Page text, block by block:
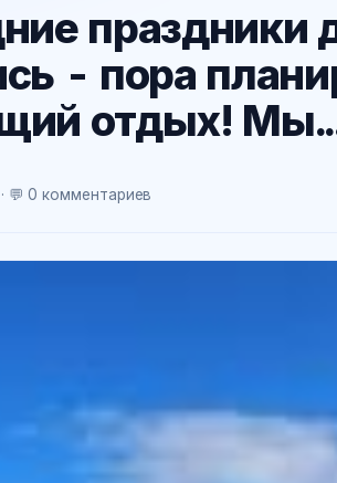
праздники
- пора
отдых!
💬 0 комментариев